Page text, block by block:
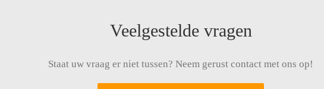
Veelgestelde vragen
Staat uw vraag er niet tussen? Neem gerust contact met ons op!